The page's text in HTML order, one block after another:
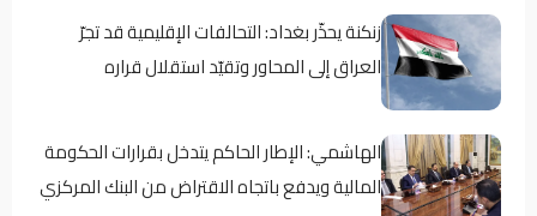
زنكنة يحذّر بغداد: التحالفات الإقليمية قد تجرّ
العراق إلى المحاور وتقيّد استقلال قراره
الهاشمي: الإطار الحاكم يتدخل بقرارات الحكومة
المالية ويدفع باتجاه الاقتراض من البنك المركزي